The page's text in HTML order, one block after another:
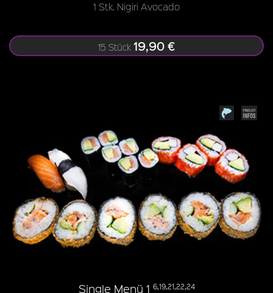
1 Stk. Nigiri Avocado
15 Stück 19,90 €
Single Menü 1 6,19,21,22,24